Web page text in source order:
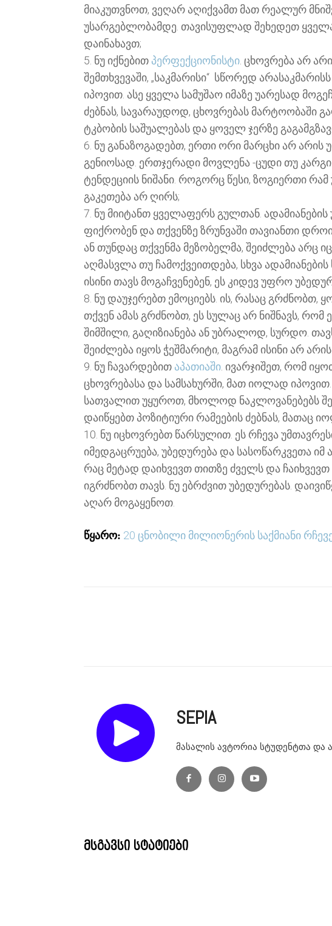
მიაკუთვნოთ, ვეღარ აღიქვამთ მათ რეალურ
უსარგებლობამდე. თავისუფლად შეხედეთ
დაინახავთ;
5. ნუ იქნებით პერფექციონისტი . ცხოვრება არ
შემთხვევაში, „საკმარისი“ სწორედ
იპოვით. ასე ყველა სამუშაო იმაზე უარესად
ძებნას, სავარაუდოდ, ცხოვრებას მარტოობაში
ტკბობის საშუალებას და ყოველ ჯერზე
6. ნუ განაზოგადებთ, ერთი ორი მარცხი არ არის
გენიოსად. ერთჯერადი მოვლენა -ცუდი თუ
ტენდეციის ნიშანი. როგორც წესი, ზოგიერთი
გაკეთება არ ღირს;
7. ნუ მიიტანთ ყველაფერს გულთან.
ფიქრობენ და თქვენზე ზრუნვაში თავიანთი
ან თუნდაც თქვენმა მეზობელმა, შეიძლება არც
აღმასვლა თუ ჩამოქვეითდება, სხვა
ისინი თავს მოგაჩვენებენ, ეს კიდევ უფრო
8. ნუ დაუჯერებთ ემოციებს. ის, რასაც გრძნობთ,
თქვენ ამას გრძნობთ, ეს სულაც არ ნიშნავს,
შიმშილი, გაღიზიანება ან უბრალოდ, სურდო.
შეიძლება იყოს ჭეშმარიტი, მაგრამ ისინი არ
9. ნუ ჩავარდებით აპათიაში . ივარჯიშეთ, რომ
ცხოვრებასა და სამსახურში, მათ იოლად იპოვით.
სათვალით უყუროთ, მხოლოდ ნაკლოვანებებს
დაიწყებთ პოზიტიური რამეების ძებნას, მათაც
10. ნუ იცხოვრებთ წარსულით. ეს რჩევა
იმედგაცრუება, უბედურება და სასოწარკვეთა
რაც მეტად დაიხვევთ თითზე ძველს და
იგრძნობთ თავს. ნუ ებრძვით უბედურებას.
აღარ მოგაყენოთ.
წყარო: 20 ცნობილი მილიონერის საქმიანი
SEPIA
მასალის ავტორია სტუდენტთა და
მსგავსი სტატიები